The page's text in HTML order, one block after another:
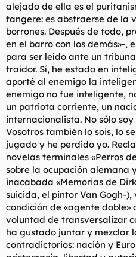
alejado de ella es el
tangere: es abstraerse de la
borrones. Después de todo,
en el barro con los demás»-,
para ser leído ante un
traidor. Sí, he estado en
aporté al enemigo la
enemigo no fue inteligente,
un patriota corriente, un
internacionalista. No sólo
Vosotros también lo sois, lo
jugado y he perdido yo.
novelas terminales «Perros
sobre la ocupación alemana
inacabada «Memorias de
suicida, el pintor Van Gogh-
condición de «agente doble»
voluntad de transversalizar
ha gustado juntar y mezclar
contradictorios: nación y